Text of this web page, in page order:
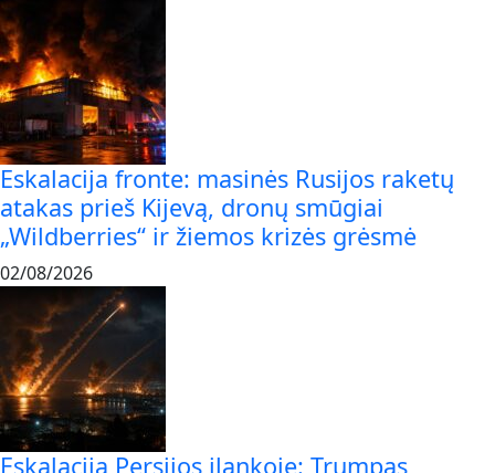
Eskalacija fronte: masinės Rusijos raketų
atakas prieš Kijevą, dronų smūgiai
„Wildberries“ ir žiemos krizės grėsmė
02/08/2026
Eskalacija Persijos įlankoje: Trumpas